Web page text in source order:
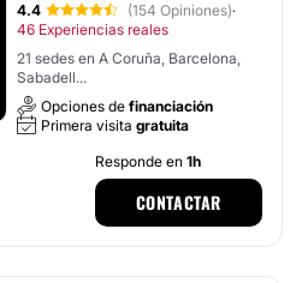
4.4 (154 Opiniones)·
46 Experiencias reales
21 sedes en A Coruña, Barcelona,
Sabadell...
Opciones de financiación
Primera visita gratuita
Responde en 1h
CONTACTAR